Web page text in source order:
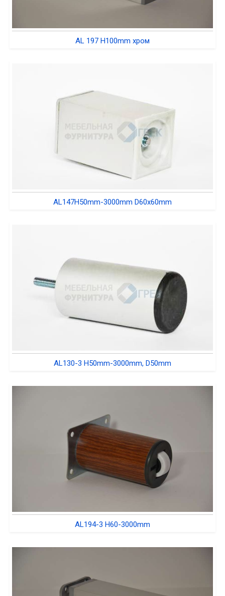
AL 197 H100mm хром
AL147H50mm-3000mm D60x60mm
AL130-3 H50mm-3000mm, D50mm
AL194-3 H60-3000mm